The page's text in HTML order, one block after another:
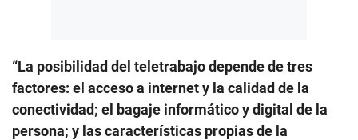
“La posibilidad del teletrabajo depende de tres
factores: el acceso a internet y la calidad de la
conectividad; el bagaje informático y digital de la
persona; y las características propias de la